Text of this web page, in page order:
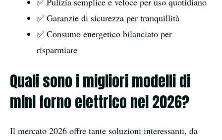
✅ Garanzie di sicurezza per tranquillità
✅ Consumo energetico bilanciato per
risparmiare
Quali sono i migliori modelli di
mini forno elettrico nel 2026?
Il mercato 2026 offre tante soluzioni interessanti, da